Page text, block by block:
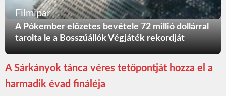
Filmipar
A Pókember előzetes bevétele 72 millió dollárral
tarolta le a Bosszúállók Végjáték rekordját
A Sárkányok tánca véres tetőpontját hozza el a
harmadik évad fináléja